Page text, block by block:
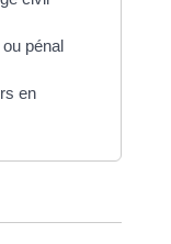
pénal
en